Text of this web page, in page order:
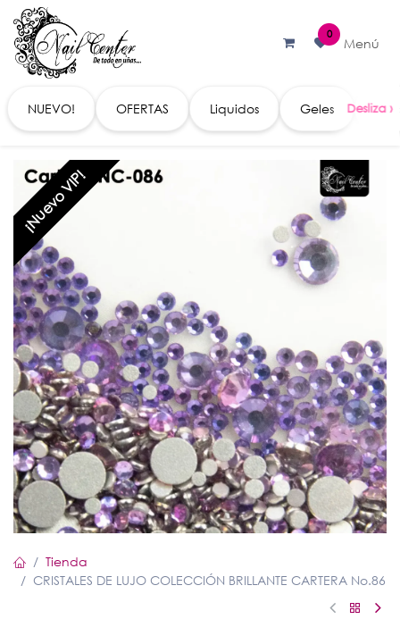
Ir al contenido
0
Menú
NUEVO! OFERTAS Liquidos Geles
¡Nuevo VIP!
Tienda
CRISTALES DE LUJO COLECCIÓN BRILLANTE CARTERA No.86